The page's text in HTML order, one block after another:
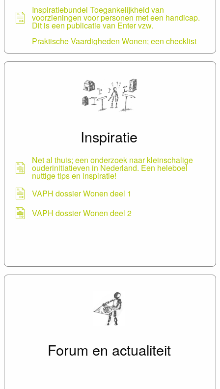
Inspiratiebundel Toegankelijkheid van
voorzieningen voor personen met een handicap.
Dit is een publicatie van Enter vzw.
Praktische Vaardigheden Wonen; een checklist
ontwikkeld door Participate om na te gaan hoe
zelfstandig een persoon is.Een handig hulpmiddel
om een goed zicht te krijgen op de vaardigheden
Checklist Intern Reglement (voorheen
huishoudelijk reglement)
Bouwstenen; het instrument is bedoeld om de
later zal uitzien.
projectontwikkeling. Het kan handig zijn te
overlopen waar jullie project staat en helpen om
prioriteiten te maken.
Inspiratie
Net al thuis; een onderzoek naar kleinschalige
ouderinitiatieven in Nederland. Een heleboel
nuttige tips en inspiratie!
VAPH dossier Wonen deel 1
VAPH dossier Wonen deel 2
Forum en actualiteit